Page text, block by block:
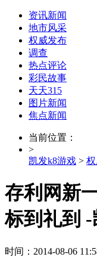
资讯新闻
地市风采
权威发布
调查
热点评论
彩民故事
天天315
图片新闻
焦点新闻
当前位置：
>
凯发k8游戏 >
存利网新
标到礼到
时间：2014-08-06